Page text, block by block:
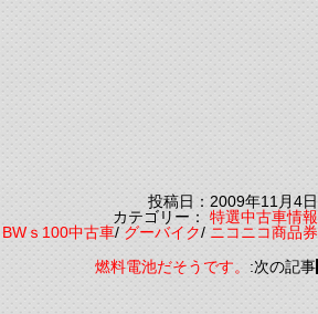
投稿日：2009年11月4日
カテゴリー：特選中古車情報
BWｓ100中古車/グーバイク/ニコニコ商品券
燃料電池だそうです。:次の記事